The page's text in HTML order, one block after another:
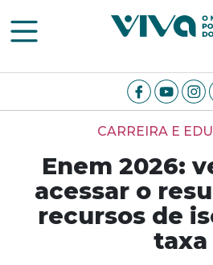
CARREIRA E
Enem 2026:
acessar o
recursos de
taxa